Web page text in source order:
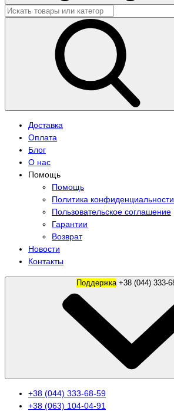
Доставка
Оплата
Блог
О нас
Помощь
Помощь
Политика конфиденциальности
Пользовательское соглашение
Гарантии
Возврат
Новости
Контакты
Поддержка
+38 (044) 333-68-59
+38 (063) 104-04-91